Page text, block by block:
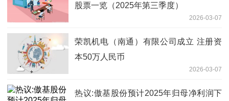
股票一览（2025年第三季度）
2026-03-07
荣凯机电（南通）有限公司成立 注册资
本50万人民币
2026-03-07
热议:傲基股份预计2025年归母净利润下